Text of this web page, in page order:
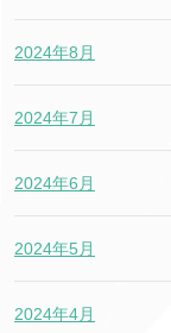
2024年8月
2024年7月
2024年6月
2024年5月
2024年4月